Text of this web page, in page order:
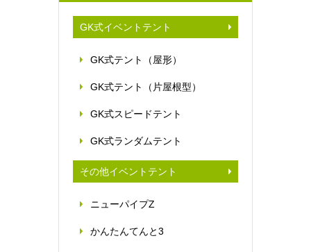
GK式イベントテント
GK式テント（屋形）
GK式テント（片屋根型）
GK式スピードテント
GK式ランダムテント
その他イベントテント
ニューパイプZ
かんたんてんと3